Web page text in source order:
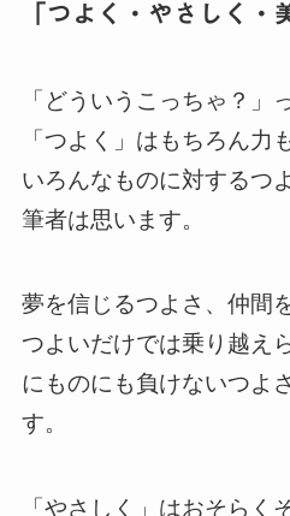
「つよく・やさしく・
「どういうこっちゃ？」
「つよく」はもちろん力
いろんなものに対するつ
筆者は思います。
夢を信じるつよさ、仲間
つよいだけでは乗り越え
にものにも負けないつよ
す。
「やさしく」はおそらく